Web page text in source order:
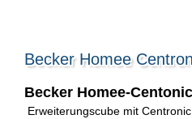
Becker Homee
Becker Homee-
Erweiterungscube mit